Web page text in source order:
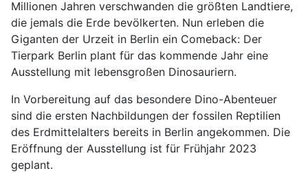
Millionen Jahren verschwanden die größten Landtiere,
die jemals die Erde bevölkerten. Nun erleben die
Giganten der Urzeit in Berlin ein Comeback: Der
Tierpark Berlin plant für das kommende Jahr eine
Ausstellung mit lebensgroßen Dinosauriern.
In Vorbereitung auf das besondere Dino-Abenteuer
sind die ersten Nachbildungen der fossilen Reptilien
des Erdmittelalters bereits in Berlin angekommen. Die
Eröffnung der Ausstellung ist für Frühjahr 2023
geplant.